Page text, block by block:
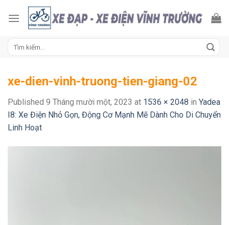
xe-dien-vinh-truong-tien-giang-02
Published 9 Tháng mười một, 2023 at 1536 × 2048 in Yadea
I8: Xe Điện Nhỏ Gọn, Động Cơ Mạnh Mẽ Dành Cho Di Chuyển
Linh Hoạt